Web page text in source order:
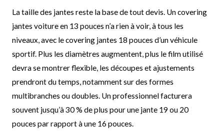
La taille des jantes reste la base de tout devis. Un covering
jantes voiture en 13 pouces n’a rien à voir, à tous les
niveaux, avec le covering jantes 18 pouces d’un véhicule
sportif. Plus les diamètres augmentent, plus le film utilisé
devra se montrer flexible, les découpes et ajustements
prendront du temps, notamment sur des formes
multibranches ou doubles. Un professionnel facturera
souvent jusqu’à 30 % de plus pour une jante 19 ou 20
pouces par rapport à une 16 pouces.